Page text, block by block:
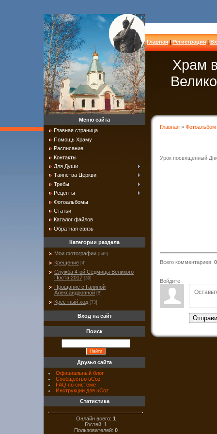
Главная|Регистрация|
Храм
Главная » Фотоальбом
Урок посвященный
Всего комментариев: 0
Войдите:
Меню сайта
Главная страница
Помощь Храму
Расписание
Контакты
Для Души
Таинства Церкви
Требы
Рецепты
Фотоальбомы
Статьи
Каталог файлов
Обратная связь
Категории раздела
Мои фотографии [549]
Крещение [4]
Служба 4-ой Седмицы Великого
Поста 2017 [39]
Прощание с Галиной
Александровной [8]
Крестный ход [73]
Вход на сайт
Поиск
Друзья сайта
Официальный блог
Сообщество uCoz
FAQ по системе
Инструкции для uCoz
Статистика
Онлайн всего: 1
Гостей: 1
Пользователей: 0